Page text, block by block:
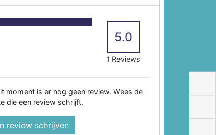
5.0
1 Reviews
moment is er nog geen review. Wees de
die een review schrijft.
review schrijven